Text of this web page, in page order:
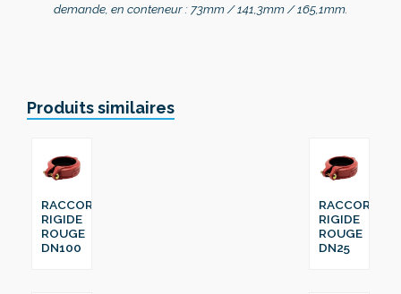
demande, en conteneur : 73mm / 141,3mm / 165,1mm.
Produits similaires
RACCORD
RIGIDE
ROUGE
DN100
RACCORD
RIGIDE
ROUGE
DN25